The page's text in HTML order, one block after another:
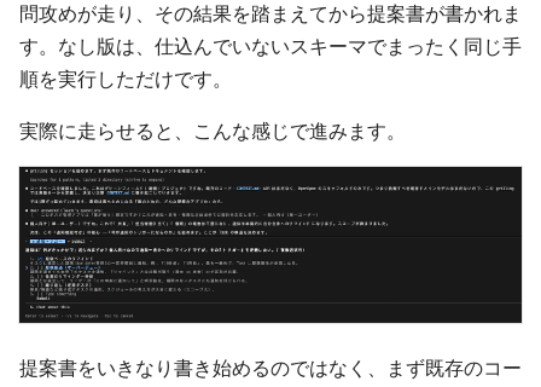
問攻めが走り、その結果を踏まえてから提案書が書かれま
す。なし版は、仕込んでいないスキーマでまったく同じ手
順を実行しただけです。
実際に走らせると、こんな感じで進みます。
提案書をいきなり書き始めるのではなく、まず既存のコー